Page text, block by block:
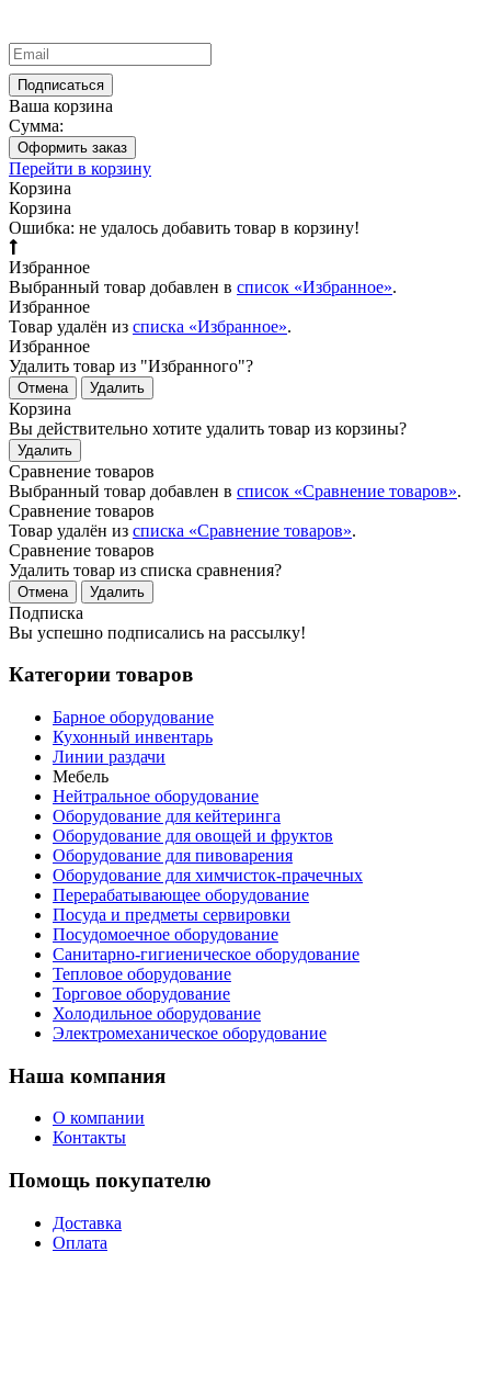
Ваша корзина
Сумма:
Оформить заказ
Перейти в корзину
Корзина
Корзина
Ошибка: не удалось добавить товар в корзину!
Избранное
Выбранный товар добавлен в список «Избранное».
Избранное
Товар удалён из списка «Избранное».
Избранное
Удалить товар из "Избранного"?
Отмена Удалить
Корзина
Вы действительно хотите удалить товар из корзины?
Удалить
Сравнение товаров
Выбранный товар добавлен в список «Сравнение товаров».
Сравнение товаров
Товар удалён из списка «Сравнение товаров».
Сравнение товаров
Удалить товар из списка сравнения?
Отмена Удалить
Подписка
Вы успешно подписались на рассылку!
Категории товаров
Барное оборудование
Кухонный инвентарь
Линии раздачи
Мебель
Нейтральное оборудование
Оборудование для кейтеринга
Оборудование для овощей и фруктов
Оборудование для пивоварения
Оборудование для химчисток-прачечных
Перерабатывающее оборудование
Посуда и предметы сервировки
Посудомоечное оборудование
Санитарно-гигиеническое оборудование
Тепловое оборудование
Торговое оборудование
Холодильное оборудование
Электромеханическое оборудование
Наша компания
О компании
Контакты
Помощь покупателю
Доставка
Оплата